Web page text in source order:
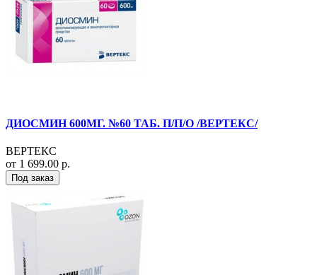
ДИОСМИН 600МГ. №60 ТАБ. П/П/О /ВЕРТЕКС/
ВЕРТЕКС
от 1 699.00 р.
Под заказ